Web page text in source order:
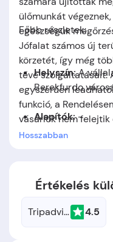
ülőmunkát
egészségük
Jófalat számos új
körzetét, így még
téve szolgáltatásait.
egyszerűen
funkció, a
vásárlók nem
ételeiket.
Főbb részletek:
Helyszín:A
Berekfurdo
Alapítók:-
Hosszabban
Értékelés
Tripadvisor 4.5